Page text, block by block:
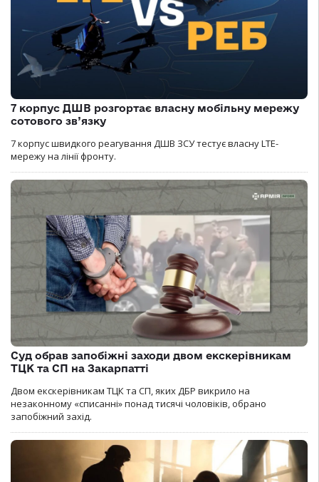
7 корпус ДШВ розгортає власну мобільну мережу
сотового зв’язку
7 корпус швидкого реагування ДШВ ЗСУ тестує власну LTE-
мережу на лінії фронту.
Суд обрав запобіжні заходи двом екскерівникам
ТЦК та СП на Закарпатті
Двом екскерівникам ТЦК та СП, яких ДБР викрило на
незаконному «списанні» понад тисячі чоловіків, обрано
запобіжний захід.